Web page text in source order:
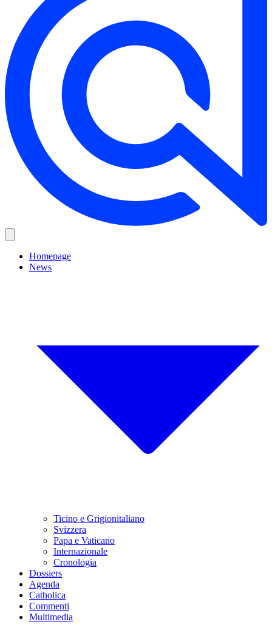
Homepage
News
Ticino e Grigionitaliano
Svizzera
Papa e Vaticano
Internazionale
Cronologia
Dossiers
Agenda
Catholica
Commenti
Multimedia